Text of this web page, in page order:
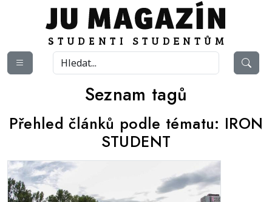
Seznam tagů
Přehled článků podle tématu: IRON
STUDENT